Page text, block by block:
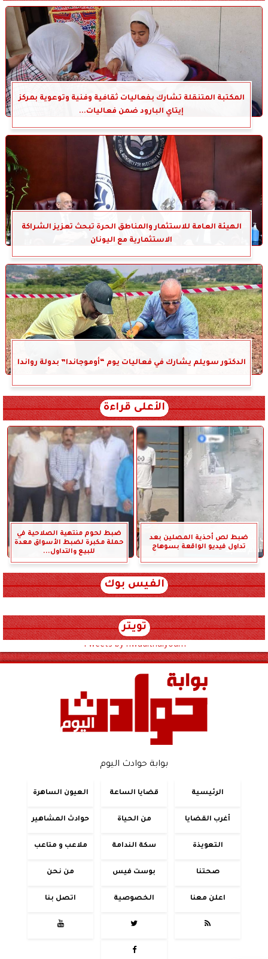
المكتبة المتنقلة تشارك بفعاليات ثقافية وفنية وتوعوية بمركز
إيتاي البارود ضمن فعاليات...
الهيئة العامة للاستثمار والمناطق الحرة تبحث تعزيز الشراكة
الاستثمارية مع اليونان
الدكتور سويلم يشارك في فعاليات يوم “أوموجاندا” بدولة رواندا
الأعلى قراءة
ضبط لص أحذية المصلين بعد
تداول فيديو الواقعة بسوهاج
ضبط لحوم منتهية الصلاحية في
حملة مكبرة لضبط الأسواق معدة
للبيع والتداول...
الفيس بوك
تويتر
Tweets by hwadithalyoum
بوابة حوادث اليوم
الرئيسية قضايا الساعة العيون الساهرة
أغرب القضايا من الحياة حوادث المشاهير
التعويذة سكة الندامة ملاعب و متاعب
صحتنا بوست فيس من نحن
اعلن معنا الخصوصية اتصل بنا



